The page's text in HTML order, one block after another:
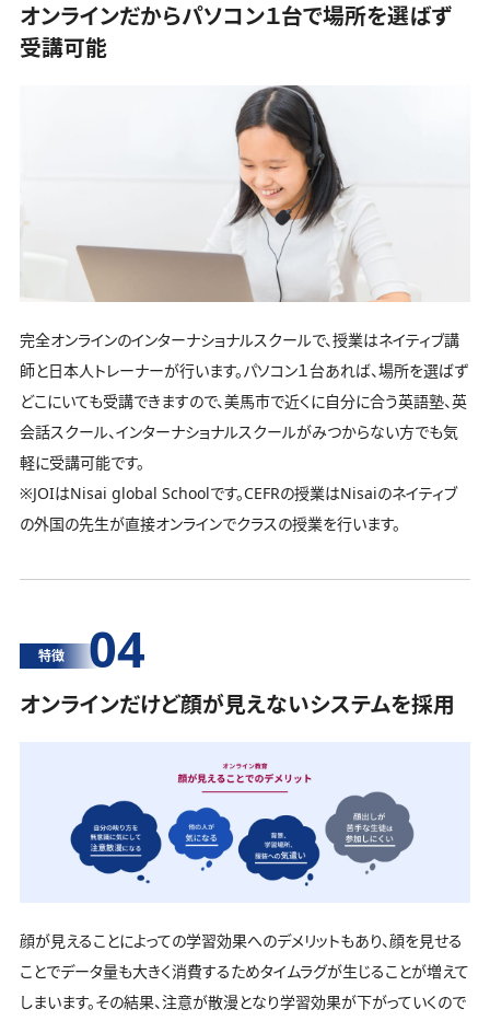
オンラインだからパソコン１台で場所を選ばず
受講可能
完全オンラインのインターナショナルスクールで、授業はネイティブ講
師と日本人トレーナーが行います。パソコン１台あれば、場所を選ばず
どこにいても受講できますので、美馬市で近くに自分に合う英語塾、英
会話スクール、インターナショナルスクールがみつからない方でも気
軽に受講可能です。
※JOIはNisai global Schoolです。CEFRの授業はNisaiのネイティブ
の外国の先生が直接オンラインでクラスの授業を行います。
特徴 04
オンラインだけど顔が見えないシステムを採用
顔が見えることによっての学習効果へのデメリットもあり、顔を見せる
ことでデータ量も大きく消費するためタイムラグが生じることが増えて
しまいます。その結果、注意が散漫となり学習効果が下がっていくので